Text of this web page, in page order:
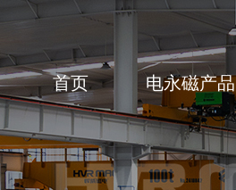
首页 电永磁产品